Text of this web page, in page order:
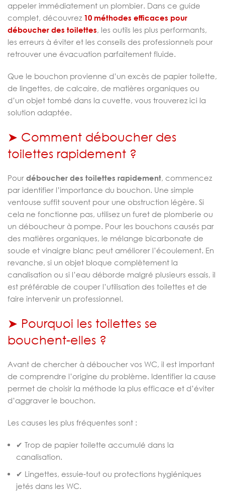
appeler immédiatement un plombier. Dans ce guide
complet, découvrez 10 méthodes efficaces pour
déboucher des toilettes, les outils les plus performants,
les erreurs à éviter et les conseils des professionnels pour
retrouver une évacuation parfaitement fluide.
Que le bouchon provienne d’un excès de papier toilette,
de lingettes, de calcaire, de matières organiques ou
d’un objet tombé dans la cuvette, vous trouverez ici la
solution adaptée.
➤ Comment déboucher des
toilettes rapidement ?
Pour déboucher des toilettes rapidement, commencez
par identifier l’importance du bouchon. Une simple
ventouse suffit souvent pour une obstruction légère. Si
cela ne fonctionne pas, utilisez un furet de plomberie ou
un déboucheur à pompe. Pour les bouchons causés par
des matières organiques, le mélange bicarbonate de
soude et vinaigre blanc peut améliorer l’écoulement. En
revanche, si un objet bloque complètement la
canalisation ou si l’eau déborde malgré plusieurs essais, il
est préférable de couper l’utilisation des toilettes et de
faire intervenir un professionnel.
➤ Pourquoi les toilettes se
bouchent-elles ?
Avant de chercher à déboucher vos WC, il est important
de comprendre l’origine du problème. Identifier la cause
permet de choisir la méthode la plus efficace et d’éviter
d’aggraver le bouchon.
Les causes les plus fréquentes sont :
✔ Trop de papier toilette accumulé dans la
canalisation.
✔ Lingettes, essuie-tout ou protections hygiéniques
jetés dans les WC.